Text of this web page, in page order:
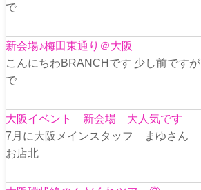
で
新会場♪梅田東通り＠大阪
こんにちわBRANCHです 少し前です
で
大阪イベント 新会場 大人気です
7月に大阪メインスタッフ まゆさん
お店北